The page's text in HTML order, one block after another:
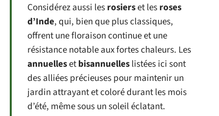
Considérez aussi lesrosierset lesroses
d’Inde, qui, bien que plus classiques,
offrent une floraison continue et une
résistance notable aux fortes chaleurs. Les
annuellesetbisannuelleslistées ici sont
des alliées précieuses pour maintenir un
jardin attrayant et coloré durant les mois
d’été, même sous un soleil éclatant.